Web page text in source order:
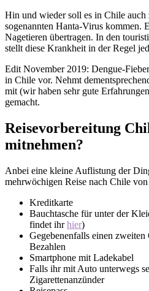
Hin und wieder soll es in Chile
sogenannten Hanta-Virus kommen.
Nagetieren übertragen. In den
stellt diese Krankheit in der Regel
Edit November 2019: Dengue-
in Chile vor. Nehmt
mit (wir haben sehr gute
gemacht.
Reisevorbereitung
mitnehmen?
Anbei eine kleine Auflistung der
mehrwöchigen Reise nach Chile
Kreditkarte
Bauchtasche für unter der
findet ihrhier)
Gegebenenfalls einen
Bezahlen
Smartphone mit Ladekabel
Falls ihr mit Auto unterwegs
Zigarettenanzünder